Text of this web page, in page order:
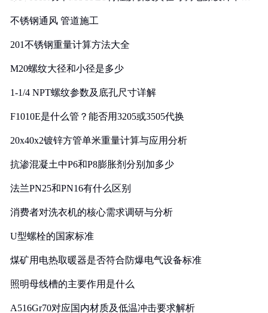
不锈钢通风 管道施工
201不锈钢重量计算方法大全
M20螺纹大径和小径是多少
1-1/4 NPT螺纹参数及底孔尺寸详解
F1010E是什么管？能否用3205或3505代换
20x40x2镀锌方管单米重量计算与应用分析
抗渗混凝土中P6和P8膨胀剂分别加多少
法兰PN25和PN16有什么区别
消费者对洗衣机的核心需求调研与分析
U型螺栓的国家标准
煤矿用电热取暖器是否符合防爆电气设备标准
照明母线槽的主要作用是什么
A516Gr70对应国内材质及低温冲击要求解析